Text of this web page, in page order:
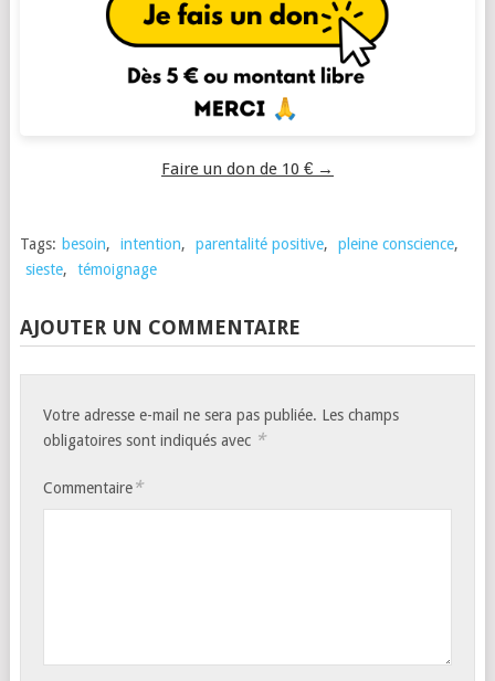
Faire un don de 10 € →
Tags: besoin, intention, parentalité positive, pleine conscience,
sieste, témoignage
AJOUTER UN COMMENTAIRE
Votre adresse e-mail ne sera pas publiée. Les champs
obligatoires sont indiqués avec *
Commentaire*